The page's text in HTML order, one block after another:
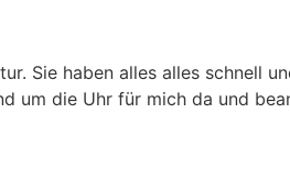
Sie haben alles alles schnell
um die Uhr für mich da und